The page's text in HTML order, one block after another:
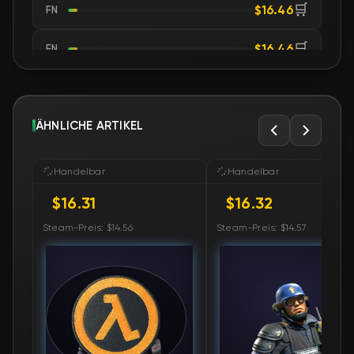
FN $16.46🛒
FN $16.46🛒
FN $16.46 🛒
FN $16.46
FN $16.46
FN $16.46🛒
$16.46🛒
$16.46🛒
ÄHNLICHE ARTIKEL
Handelbar
$16.31
Steam-Preis: $14.56
Handelbar
$16.32
Steam-Preis: $14.57